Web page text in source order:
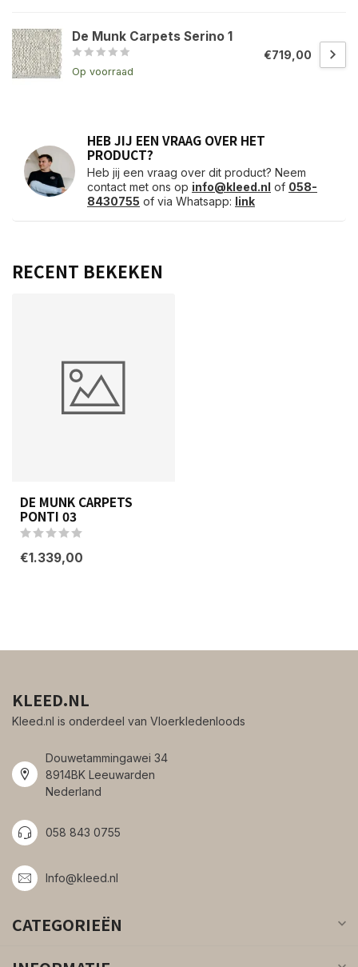
De Munk Carpets Serino 1
Op voorraad
€719,00
HEB JIJ EEN VRAAG OVER HET
PRODUCT?
Heb jij een vraag over dit product? Neem
contact met ons op info@kleed.nl of 058-
8430755 of via Whatsapp: link
RECENT BEKEKEN
DE MUNK CARPETS
PONTI 03
€1.339,00
KLEED.NL
Kleed.nl is onderdeel van Vloerkledenloods
Douwetammingawei 34
8914BK Leeuwarden
Nederland
058 843 0755
Info@kleed.nl
CATEGORIEËN